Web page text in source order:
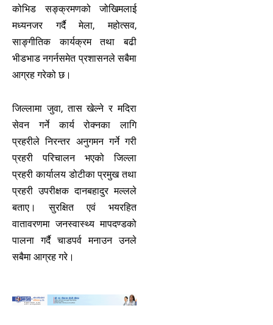
कोभिड सङ्क्रमणको जोखिमलाई
मध्यनजर गर्दै मेला, महोत्सव,
साङ्गीतिक कार्यक्रम तथा बढी
भीडभाड नगर्नसमेत प्रशासनले सबैमा
आग्रह गरेको छ।
जिल्लामा जुवा, तास खेल्ने र मदिरा
सेवन गर्ने कार्य रोक्नका लागि
प्रहरीले निरन्तर अनुगमन गर्ने गरी
प्रहरी परिचालन भएको जिल्ला
प्रहरी कार्यालय डोटीका प्रमुख तथा
प्रहरी उपरीक्षक दानबहादुर मल्लले
बताए। सुरक्षित एवं भयरहित
वातावरणमा जनस्वास्थ्य मापदण्डको
पालना गर्दै चाडपर्व मनाउन उनले
सबैमा आग्रह गरे।